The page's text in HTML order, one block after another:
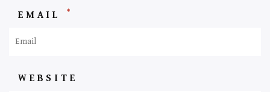
EMAIL *
WEBSITE